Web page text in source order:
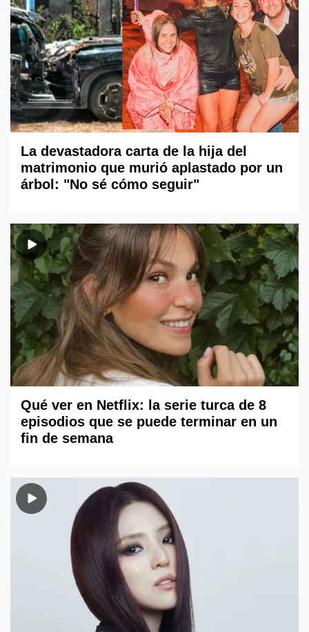
La devastadora carta de la hija del
matrimonio que murió aplastado por un
árbol: "No sé cómo seguir"
Qué ver en Netflix: la serie turca de 8
episodios que se puede terminar en un
fin de semana